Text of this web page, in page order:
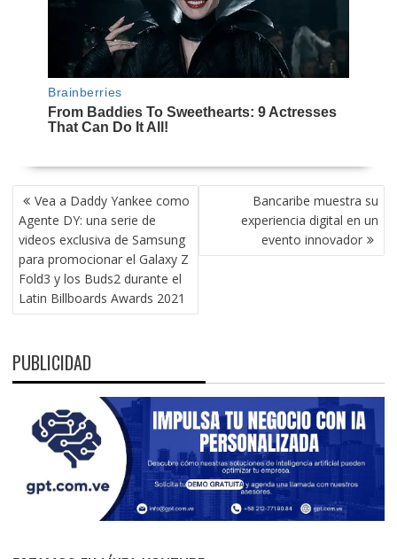
NAVEGACIÓN
DE
ENTRADAS
Vea a Daddy Yankee como
Agente DY: una serie de
videos exclusiva de Samsung
para promocionar el Galaxy Z
Fold3 y los Buds2 durante el
Latin Billboards Awards 2021
Bancaribe muestra su
experiencia digital en un
evento innovador
PUBLICIDAD